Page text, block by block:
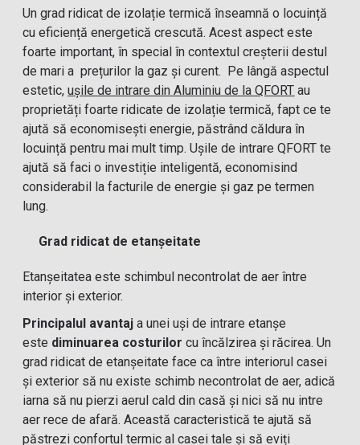
Un grad ridicat de izolație termică înseamnă o locuință
cu eficiență energetică crescută. Acest aspect este
foarte important, în special în contextul creșterii destul
de mari a prețurilor la gaz și curent. Pe lângă aspectul
estetic,ușile de intrare din Aluminiu de la QFORT au
proprietăți foarte ridicate de izolație termică, fapt ce te
ajută să economisești energie, păstrând căldura în
locuință pentru mai mult timp. Ușile de intrare QFORT te
ajută să faci o investiție inteligentă, economisind
considerabil la facturile de energie și gaz pe termen
lung.
Grad ridicat de etanșeitate
Etanșeitatea este schimbul necontrolat de aer între
interior și exterior.
Principalul avantaj a unei uși de intrare etanșe
este diminuarea costurilor cu încălzirea și răcirea. Un
grad ridicat de etanșeitate face ca între interiorul casei
și exterior să nu existe schimb necontrolat de aer, adică
iarna să nu pierzi aerul cald din casă și nici să nu intre
aer rece de afară. Această caracteristică te ajută să
păstrezi confortul termic al casei tale și să eviți